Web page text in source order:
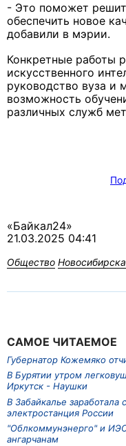
- Это поможет
обеспечить новое
добавили в мэрии.
Конкретные работы
искусственного
руководство вуза и
возможность
различных служб
«Байкал24»
21.03.2025 04:41
Общество
САМОЕ ЧИТАЕМОЕ
Губернатор Кожемяко
В Бурятии утром
Иркутск - Наушки
В Забайкалье заработала
электростанция России
"Облкоммунэнерго" и
ангарчанам